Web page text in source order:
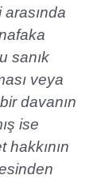
sanık
veya
davanın
ise
hakkının